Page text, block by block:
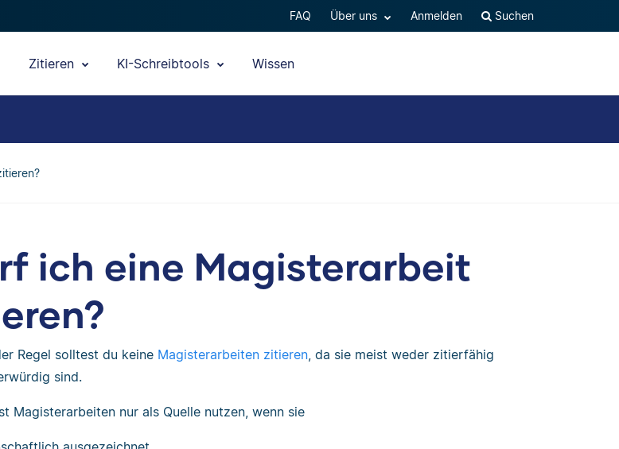
FAQ Über uns Anmelden Suchen
Zitieren KI-Schreibtools Wissen
ich eine Magisterarbeit
Regel solltest du keine Magisterarbeiten zitieren, da sie meist weder zitierfähig
sind.
Magisterarbeiten nur als Quelle nutzen, wenn sie